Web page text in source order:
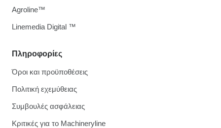
Πληροφορίες
Όροι και προϋποθέσεις
Πολιτική εχεμύθειας
Συμβουλές ασφάλειας
Κριτικές για το Machineryline
Agroline™
Linemedia Digital ™